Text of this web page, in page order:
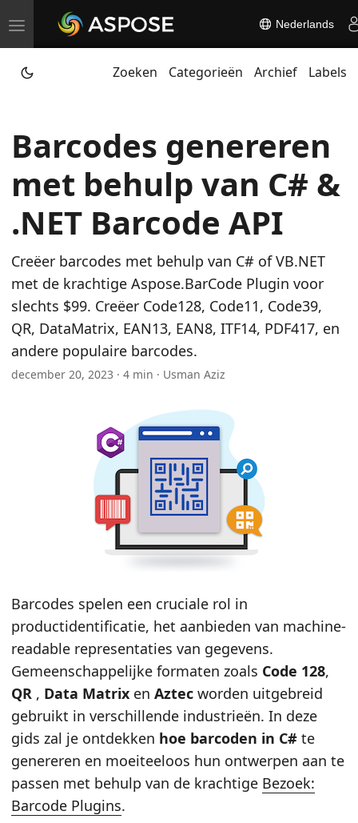
T
o
g
e
n
a
i
t
o
Nederlands
Zoeken Categorieën Archief Labels
Barcodes genereren
met behulp van C# &
.NET Barcode API
Creëer barcodes met behulp van C# of VB.NET
met de krachtige Aspose.BarCode Plugin voor
slechts $99. Creëer Code128, Code11, Code39,
QR, DataMatrix, EAN13, EAN8, ITF14, PDF417, en
andere populaire barcodes.
december 20, 2023 · 4 min · Usman Aziz
Barcodes spelen een cruciale rol in
productidentificatie, het aanbieden van machine-
readable representaties van gegevens.
Gemeenschappelijke formaten zoals Code 128,
QR , Data Matrix en Aztec worden uitgebreid
gebruikt in verschillende industrieën. In deze
gids zal je ontdekken hoe barcoden in C# te
genereren en moeiteeloos hun ontwerpen aan te
passen met behulp van de krachtige Bezoek:
Barcode Plugins.